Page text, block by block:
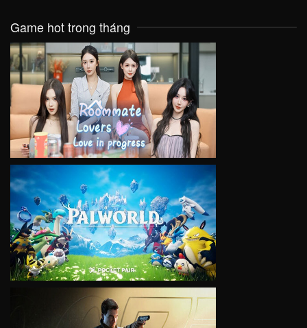
Game hot trong tháng
VIEW
VIEW